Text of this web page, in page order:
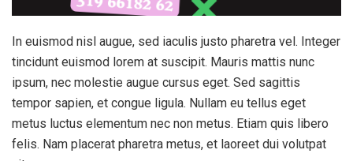
In euismod nisl augue, sed iaculis justo pharetra vel. Integer
tincidunt euismod lorem at suscipit. Mauris mattis nunc
ipsum, nec molestie augue cursus eget. Sed sagittis
tempor sapien, et congue ligula. Nullam eu tellus eget
metus luctus elementum nec non metus. Etiam quis libero
felis. Nam placerat pharetra metus, et laoreet dui volutpat